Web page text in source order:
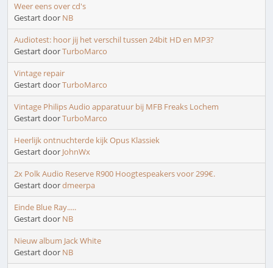
Weer eens over cd's
Gestart door NB
Audiotest: hoor jij het verschil tussen 24bit HD en MP3?
Gestart doorTurboMarco
Vintage repair
Gestart doorTurboMarco
Vintage Philips Audio apparatuur bij MFB Freaks Lochem
Gestart doorTurboMarco
Heerlijk ontnuchterde kijk Opus Klassiek
Gestart door JohnWx
2x Polk Audio Reserve R900 Hoogtespeakers voor 299€.
Gestart doordmeerpa
Einde Blue Ray.....
Gestart door NB
Nieuw album Jack White
Gestart door NB